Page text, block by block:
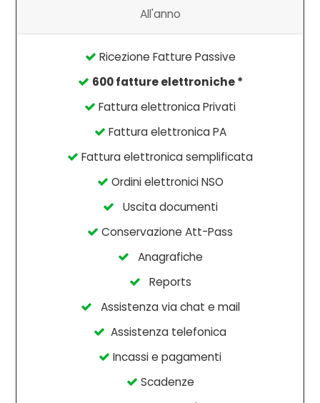
All'anno
Ricezione Fatture Passive
600 fatture elettroniche *
Fattura elettronica Privati
Fattura elettronica PA
Fattura elettronica semplificata
Ordini elettronici NSO
Uscita documenti
Conservazione Att-Pass
Anagrafiche
Reports
Assistenza via chat e mail
Assistenza telefonica
Incassi e pagamenti
Scadenze